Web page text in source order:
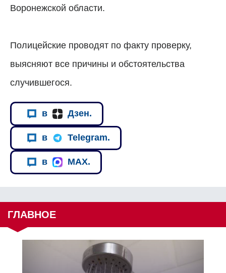
Воронежской области.
Полицейские проводят по факту проверку,
выясняют все причины и обстоятельства
случившегося.
в Дзен.
в Telegram.
в MAX.
ГЛАВНОЕ